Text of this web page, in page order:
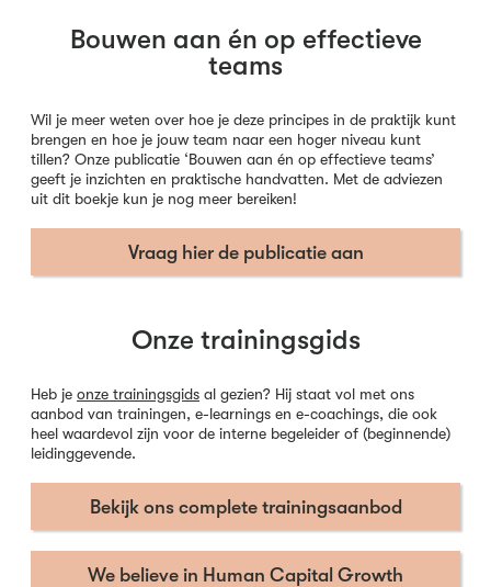
Bouwen aan én op effectieve
teams
Wil je meer weten over hoe je deze principes in de praktijk kunt
brengen en hoe je jouw team naar een hoger niveau kunt
tillen? Onze publicatie ‘Bouwen aan én op effectieve teams’
geeft je inzichten en praktische handvatten. Met de adviezen
uit dit boekje kun je nog meer bereiken!
Vraag hier de publicatie aan
Onze trainingsgids
Heb je onze trainingsgids al gezien? Hij staat vol met ons
aanbod van trainingen, e-learnings en e-coachings, die ook
heel waardevol zijn voor de interne begeleider of (beginnende)
leidinggevende.
Bekijk ons complete trainingsaanbod
We believe in Human Capital Growth